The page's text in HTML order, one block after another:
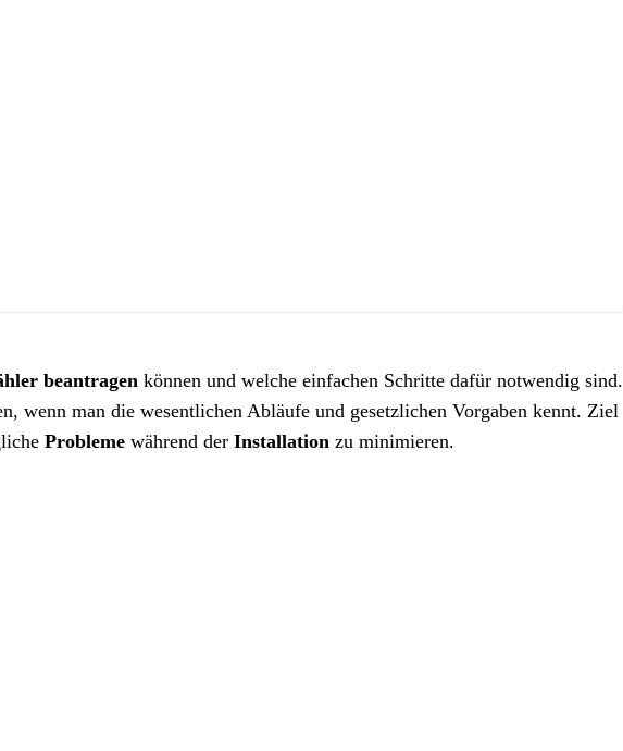
beantragen können und welche einfachen Schritte dafür notwendig sind.
wenn man die wesentlichen Abläufe und gesetzlichen Vorgaben kennt. Ziel
Probleme während der Installation zu minimieren.